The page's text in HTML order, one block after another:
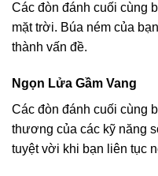
Các đòn đánh cuối cùng
mặt trời. Búa ném của
thành vấn đề.
Ngọn Lửa Gầm Vang
Các đòn đánh cuối cùng
thương của các kỹ năng
tuyệt vời khi bạn liên tục